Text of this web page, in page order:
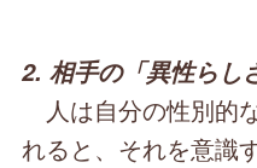
2. 相手の「異性らし
人は自分の性別的
れると、それを意識